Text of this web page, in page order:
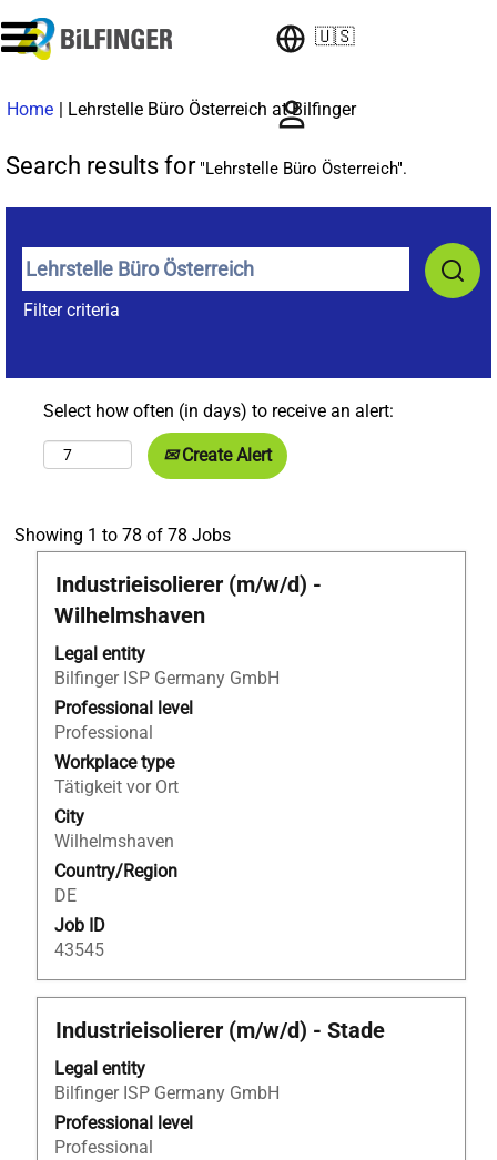
🇺🇸
Home | Lehrstelle Büro Österreich at Bilfinger(current
Search results for"Lehrstelle Büro Österreich".
Filter criteria
Select how often (in days) to receive an alert:
Create Alert
Showing 1 to 78 of 78 JobsSearch
results
for
Showing
the
Job
List.
to
Title
Industrieisolierer (m/w/d) -
Wilhelmshaven
Legal entity
Bilfinger ISP Germany GmbH
Professional level
Professional
Workplace type
Tätigkeit vor Ort
City
Wilhelmshaven
Country/Region
DE
Job ID
43545
Select
with
space
bar
to
view
the
full
contents
of
the
job
information.
Title
Industrieisolierer (m/w/d) - Stade
Legal entity
Bilfinger ISP Germany GmbH
Professional level
Professional
Select
space
bar
to
view